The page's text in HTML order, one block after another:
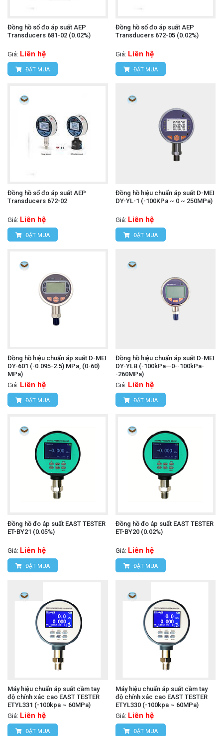
Đồng hồ số đo áp suất AEP
Transducers 681-02 (0.02%)
Giá: Liên hệ
ĐẶT MUA
Đồng hồ số đo áp suất AEP
Transducers 672-05 (0.02%)
Giá: Liên hệ
ĐẶT MUA
Đồng hồ số đo áp suất AEP
Transducers 672-02
Giá: Liên hệ
ĐẶT MUA
Đồng hồ hiệu chuẩn áp suất D-MEI
DY-YL-1 (-100KPa ~ 0 ~ 250MPa)
Giá: Liên hệ
ĐẶT MUA
Đồng hồ hiệu chuẩn áp suất D-MEI
DY-601 (-0.095-2.5) MPa, (0-60)
MPa)
Giá: Liên hệ
ĐẶT MUA
Đồng hồ hiệu chuẩn áp suất D-MEI
DY-YLB (-100kPa—0--100kPa-
-260MPa)
Giá: Liên hệ
ĐẶT MUA
Đồng hồ đo áp suất EAST TESTER
ET-BY21 (0.05%)
Giá: Liên hệ
ĐẶT MUA
Đồng hồ đo áp suất EAST TESTER
ET-BY20 (0.02%)
Giá: Liên hệ
ĐẶT MUA
Máy hiệu chuẩn áp suất cầm tay
độ chính xác cao EAST TESTER
ETYL331 (-100kpa ~ 60MPa)
Giá: Liên hệ
ĐẶT MUA
Máy hiệu chuẩn áp suất cầm tay
độ chính xác cao EAST TESTER
ETYL330 (-100kpa ~ 60MPa)
Giá: Liên hệ
ĐẶT MUA